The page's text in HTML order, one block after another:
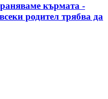
кърмата -
родител трябва да